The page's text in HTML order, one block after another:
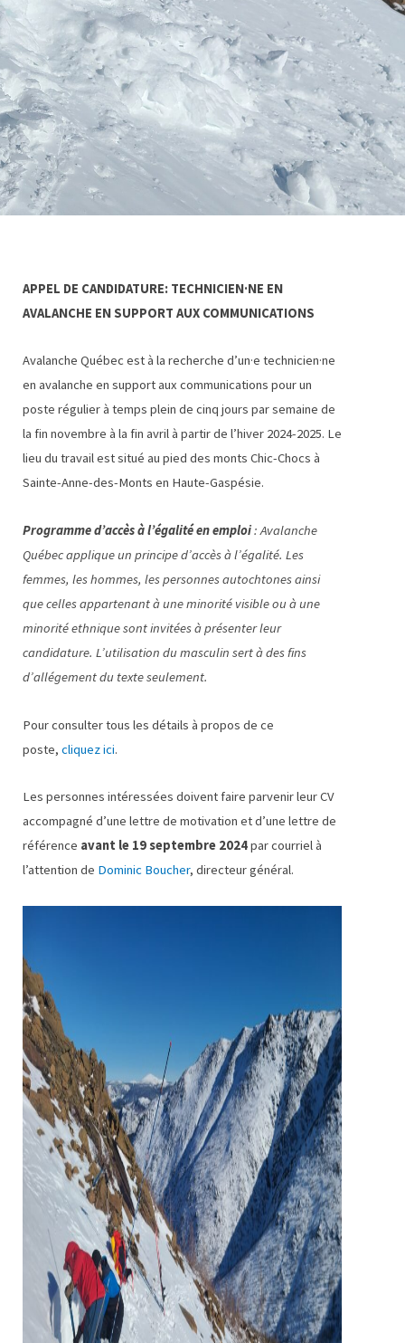
APPEL DE CANDIDATURE: TECHNICIEN·NE EN
AVALANCHE EN SUPPORT AUX COMMUNICATIONS
Avalanche Québec est à la recherche d’un·e technicien·ne
en avalanche en support aux communications pour un
poste régulier à temps plein de cinq jours par semaine de
la fin novembre à la fin avril à partir de l’hiver 2024-2025. Le
lieu du travail est situé au pied des monts Chic-Chocs à
Sainte-Anne-des-Monts en Haute-Gaspésie.
Programme d’accès à l’égalité en emploi: Avalanche
Québec applique un principe d’accès à l’égalité. Les
femmes, les hommes, les personnes autochtones ainsi
que celles appartenant à une minorité visible ou à une
minorité ethnique sont invitées à présenter leur
candidature. L’utilisation du masculin sert à des fins
d’allégement du texte seulement.
Pour consulter tous les détails à propos de ce
poste, cliquez ici.
Les personnes intéressées doivent faire parvenir leur CV
accompagné d’une lettre de motivation et d’une lettre de
référence avant le 19 septembre 2024par courriel à
l’attention de Dominic Boucher, directeur général.